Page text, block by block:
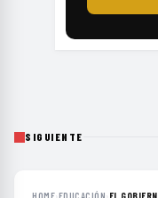
SIGUIENTE